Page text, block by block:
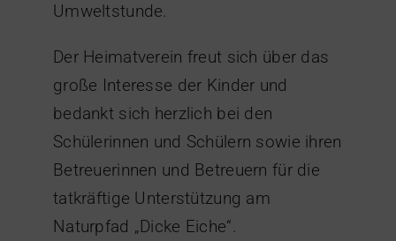
Umweltstunde.
Der Heimatverein freut sich über das
große Interesse der Kinder und
bedankt sich herzlich bei den
Schülerinnen und Schülern sowie ihren
Betreuerinnen und Betreuern für die
tatkräftige Unterstützung am
Naturpfad „Dicke Eiche“.